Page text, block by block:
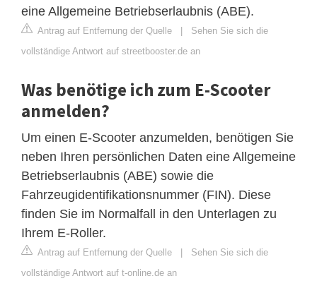
eine Allgemeine Betriebserlaubnis (ABE).
Antrag auf Entfernung der Quelle | Sehen Sie sich die
vollständige Antwort auf streetbooster.de an
Was benötige ich zum E-Scooter
anmelden?
Um einen E-Scooter anzumelden, benötigen Sie
neben Ihren persönlichen Daten eine Allgemeine
Betriebserlaubnis (ABE) sowie die
Fahrzeugidentifikationsnummer (FIN). Diese
finden Sie im Normalfall in den Unterlagen zu
Ihrem E-Roller.
Antrag auf Entfernung der Quelle | Sehen Sie sich die
vollständige Antwort auf t-online.de an